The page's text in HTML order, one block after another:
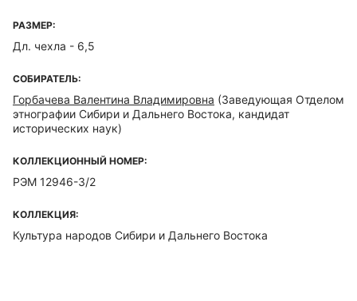
РАЗМЕР:
Дл. чехла - 6,5
СОБИРАТЕЛЬ:
Горбачева Валентина Владимировна (Заведующая Отделом
этнографии Сибири и Дальнего Востока, кандидат
исторических наук)
КОЛЛЕКЦИОННЫЙ НОМЕР:
РЭМ 12946-3/2
КОЛЛЕКЦИЯ:
Культура народов Сибири и Дальнего Востока